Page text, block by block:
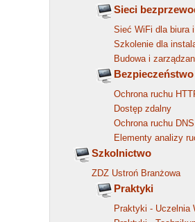
Sieci
Sieć WiFi dla biura
Szkolenie dla
Budowa i
Ochrona ruchu
Dostęp zdalny
Ochrona ruchu DNS
Elementy analizy
Szkolnictwo
ZDZ Ustroń Branżowa
Praktyki
Praktyki - Uczelnia